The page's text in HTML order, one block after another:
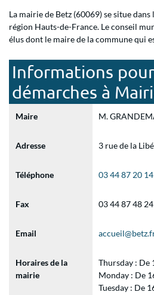
La mairie de Betz (60069) se situe
région Hauts-de-France. Le conseil
élus dont le maire de la commune qui
Informations
démarches à
Maire M.
Adresse 3 rue de la
Téléphone 03 44 87 20 14
Fax 03 44 87 48 24
Email
Horaires de la
mairie
Thursday : De
Monday : De
Tuesday : De